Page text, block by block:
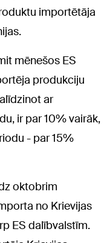
importētāja
mēnešos ES
produkciju
ar
ir par 10% vairāk,
- par 15%
oktobrim
no Krievijas
ES dalībvalstīm.